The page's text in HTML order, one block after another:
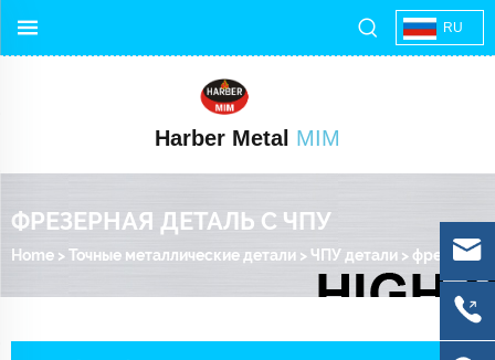
RU
Harber Metal MIM
ФРЕЗЕРНАЯ ДЕТАЛЬ С ЧПУ
Home >Точные металлические детали > ЧПУ детали > фрезерная деталь с ЧПУ